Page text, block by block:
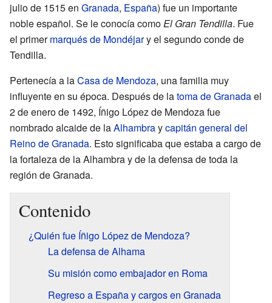
julio de 1515 en Granada, España) fue un importante
noble español. Se le conocía comoEl Gran Tendilla. Fue
el primermarqués de Mondéjary el segundo conde de
Tendilla.
Pertenecía a laCasa de Mendoza, una familia muy
influyente en su época. Después de latoma de Granadael
2 de enero de 1492, Íñigo López de Mendoza fue
nombrado alcaide de laAlhambraycapitán general del
Reino de Granada. Esto significaba que estaba a cargo de
la fortaleza de la Alhambra y de la defensa de toda la
región de Granada.
Contenido
¿Quién fue Íñigo López de Mendoza?
La defensa de Alhama
Su misión como embajador en Roma
Regreso a España y cargos en Granada